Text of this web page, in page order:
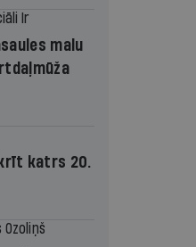
Ir
malu
katrs 20.
Ozoliņš